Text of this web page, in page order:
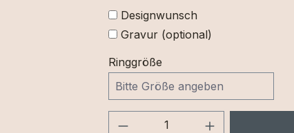
Designwunsch
Gravur (optional)
Ringgröße
Produkt Anzahl: Gib